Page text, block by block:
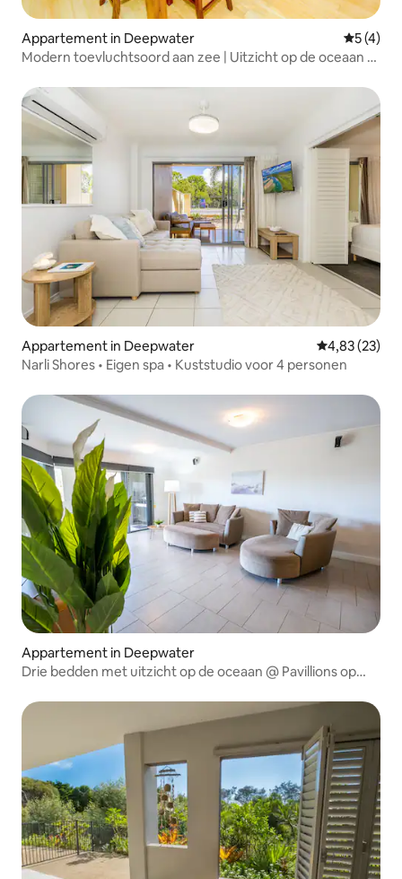
Appartement in Deepwater
5 (4)
Modern toevluchtsoord aan zee | Uitzicht op de oceaan +
Appartement in Deepwater Gemiddelde
4,83 (23)
Narli Shores • Eigen spa • Kuststudio voor 4 personen
Appartement in Deepwater
Drie bedden met uitzicht op de oceaan @ Pavillions op